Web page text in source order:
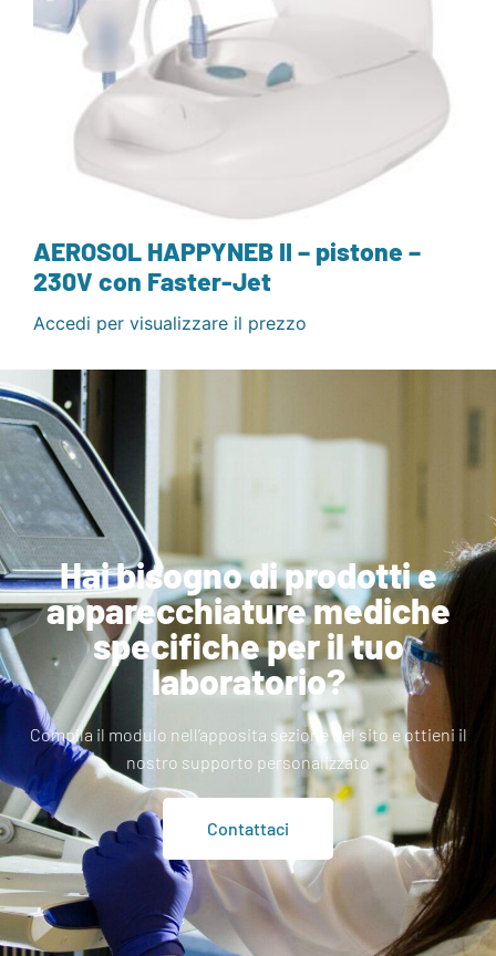
AEROSOL HAPPYNEB II – pistone –
230V con Faster-Jet
Accedi per visualizzare il prezzo
Hai bisogno di prodotti e
apparecchiature mediche
specifiche per il tuo
laboratorio?
Compila il modulo nell’apposita sezione del sito e ottieni il
nostro supporto personalizzato
Contattaci